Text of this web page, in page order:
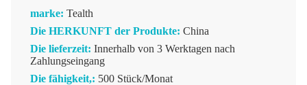
marke: Tealth
Die HERKUNFT der Produkte: China
Die lieferzeit: Innerhalb von 3 Werktagen nach
Zahlungseingang
Die fähigkeit,: 500 Stück/Monat